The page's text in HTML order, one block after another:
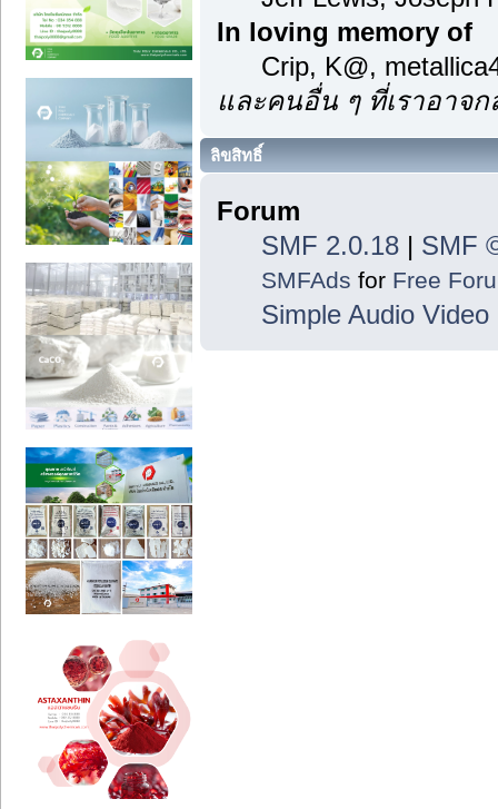
In loving memory of
Crip, K@,
และคนอื่น ๆ ที่เราอาจ
ลิขสิทธิ์
Forum
SMF 2.0.18| SMF
SMFAds for Free
Simple Audio